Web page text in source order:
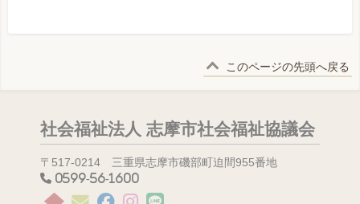
このページの先頭へ戻る
社会福祉法人 志摩市社会福祉協議会
〒517-0214 三重県志摩市磯部町迫間955番地
0599-56-1600